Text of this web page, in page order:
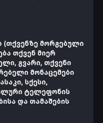
(თქვენზე მორგებული
თქვენ მიერ
გვარი, თქვენი
მონაცემები
სქესი,
ტელეფონის
და თამაშების